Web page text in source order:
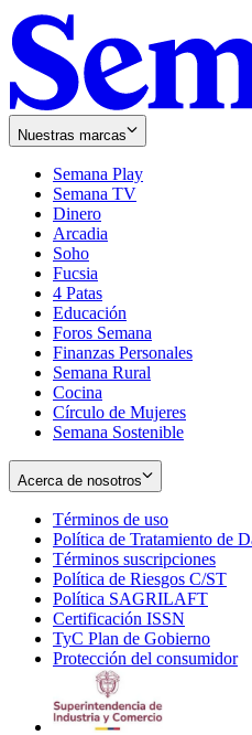
Nuestras marcas
Semana Play
Semana TV
Dinero
Arcadia
Soho
in
new
window
Fucsia
in
new
window
4 Patas
Educación
Foros Semana
Finanzas Personales
Semana Rural
Cocina
Círculo de Mujeres
Semana Sostenible
Acerca de nosotros
Términos de uso
in
new
window
Política de Tratamiento de
Términos suscripciones
in
Política de Riesgos C/ST
Política SAGRILAFT
new
Certificación ISSN
in
new
TyC Plan de Gobierno
in
Protección del consumidor